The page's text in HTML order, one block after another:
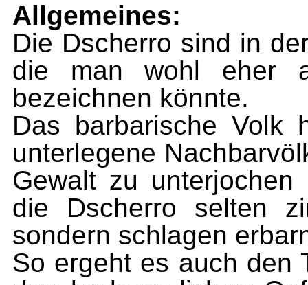
Allgemeines:
Die Dscherro sind in
die man wohl eher
bezeichnen könnte.
Das barbarische Volk
unterlegene
Gewalt zu
die Dscherro selten
sondern schlagen
So ergeht es auch den